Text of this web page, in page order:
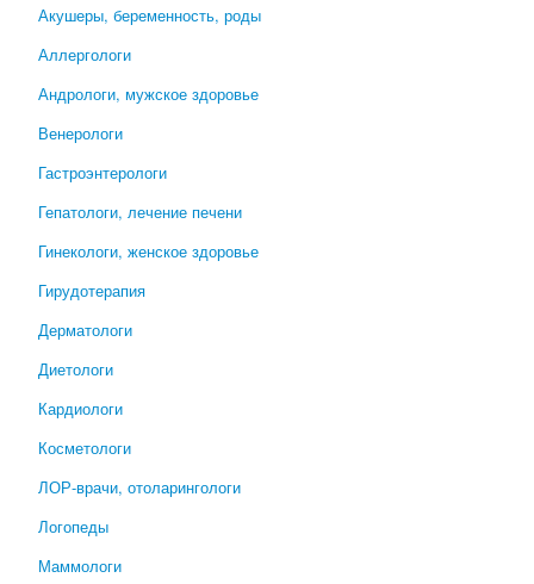
Акушеры, беременность, роды
Аллергологи
Андрологи, мужское здоровье
Венерологи
Гастроэнтерологи
Гепатологи, лечение печени
Гинекологи, женское здоровье
Гирудотерапия
Дерматологи
Диетологи
Кардиологи
Косметологи
ЛОР-врачи, отоларингологи
Логопеды
Маммологи